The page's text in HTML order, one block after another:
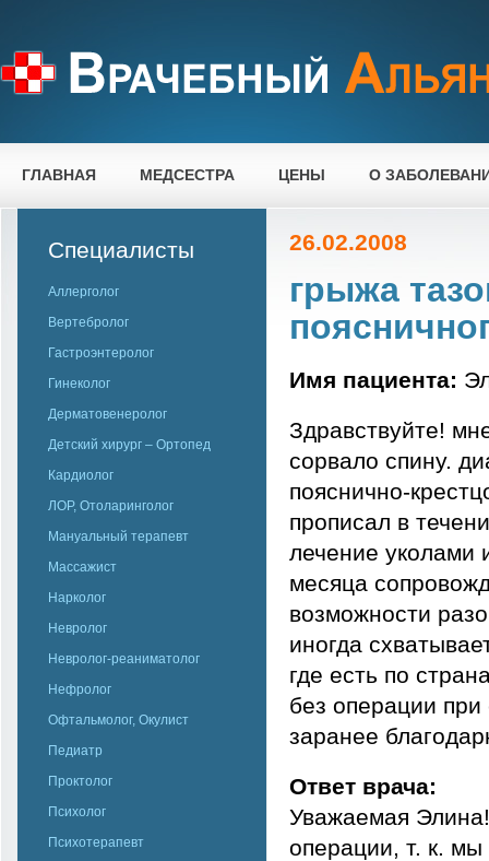
ГЛАВНАЯ МЕДСЕСТРА ЦЕНЫ О
Специалисты
Аллерголог
Вертебролог
Гастроэнтеролог
Гинеколог
Дерматовенеролог
Детский хирург – Ортопед
Кардиолог
ЛОР, Отоларинголог
Мануальный терапевт
Массажист
Нарколог
Невролог
Невролог-реаниматолог
Нефролог
Офтальмолог, Окулист
Педиатр
Проктолог
Психолог
Психотерапевт
26.02.2008
грыжа
Имя пациента:
Здравствуйте!
сорвало спину.
пояснично-
прописал в
лечение
месяца
возможности
иногда
где есть по
без операции
заранее
Ответ врача:
Уважаемая Элина!
операции, т. к.